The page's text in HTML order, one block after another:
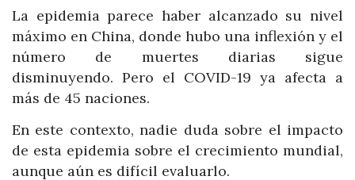
La epidemia parece haber alcanzado su nivel
máximo en China, donde hubo una inflexión y el
número de muertes diarias sigue
disminuyendo. Pero el COVID-19 ya afecta a
más de 45 naciones.
En este contexto, nadie duda sobre el impacto
de esta epidemia sobre el crecimiento mundial,
aunque aún es difícil evaluarlo.